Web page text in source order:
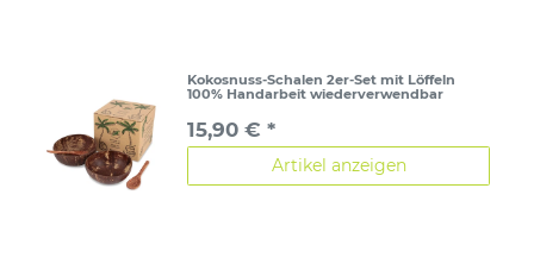
Kokosnuss-Schalen 2er-Set mit Löffeln
100% Handarbeit wiederverwendbar
15,90 € *
Artikel anzeigen